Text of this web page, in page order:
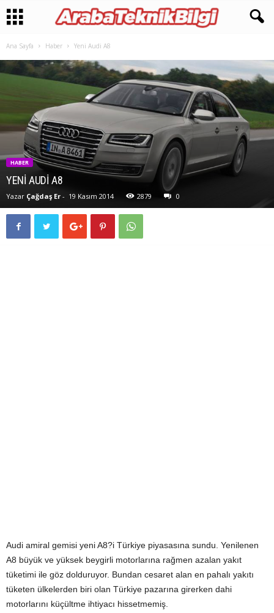
Ana Sayfa Haber Yeni Audi A8
HABER
YENI AUDI A8
Yazar Çağdaş Er - 19 Kasım 2014 2879 0
Audi amiral gemisi yeni A8?i Türkiye piyasasına sundu. Yenilenen
A8 büyük ve yüksek beygirli motorlarına rağmen azalan yakıt
tüketimi ile göz dolduruyor. Bundan cesaret alan en pahalı yakıtı
tüketen ülkelerden biri olan Türkiye pazarına girerken dahi
motorlarını küçültme ihtiyacı hissetmemiş.